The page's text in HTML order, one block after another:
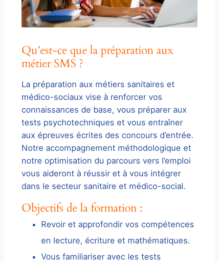
Qu’est-ce que la préparation aux
métier SMS ?
La préparation aux métiers sanitaires et
médico-sociaux vise à renforcer vos
connaissances de base, vous préparer aux
tests psychotechniques et vous entraîner
aux épreuves écrites des concours d’entrée.
Notre accompagnement méthodologique et
notre optimisation du parcours vers l’emploi
vous aideront à réussir et à vous intégrer
dans le secteur sanitaire et médico-social.
Objectifs de la formation :
Revoir et approfondir vos compétences
en lecture, écriture et mathématiques.
Vous familiariser avec les tests